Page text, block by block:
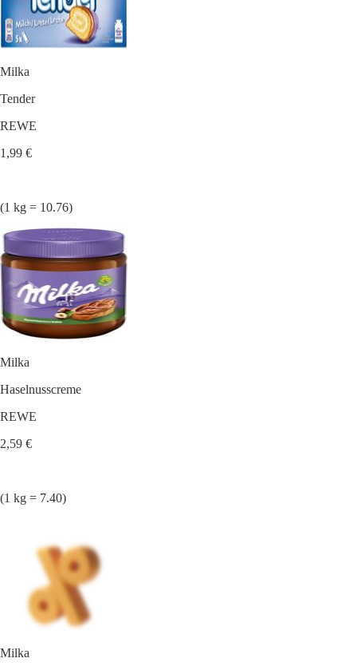
Milka
Tender
REWE
1,99 €
(1 kg = 10.76)
Milka
Haselnusscreme
REWE
2,59 €
(1 kg = 7.40)
Milka